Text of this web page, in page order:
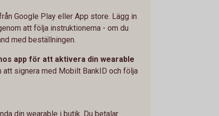
Google Play eller App store. Lägg in
att följa instruktionerna - om du
med beställningen.
app för att aktivera din wearable
att signera med Mobilt BankID och följa
din wearable i butik. Du betalar